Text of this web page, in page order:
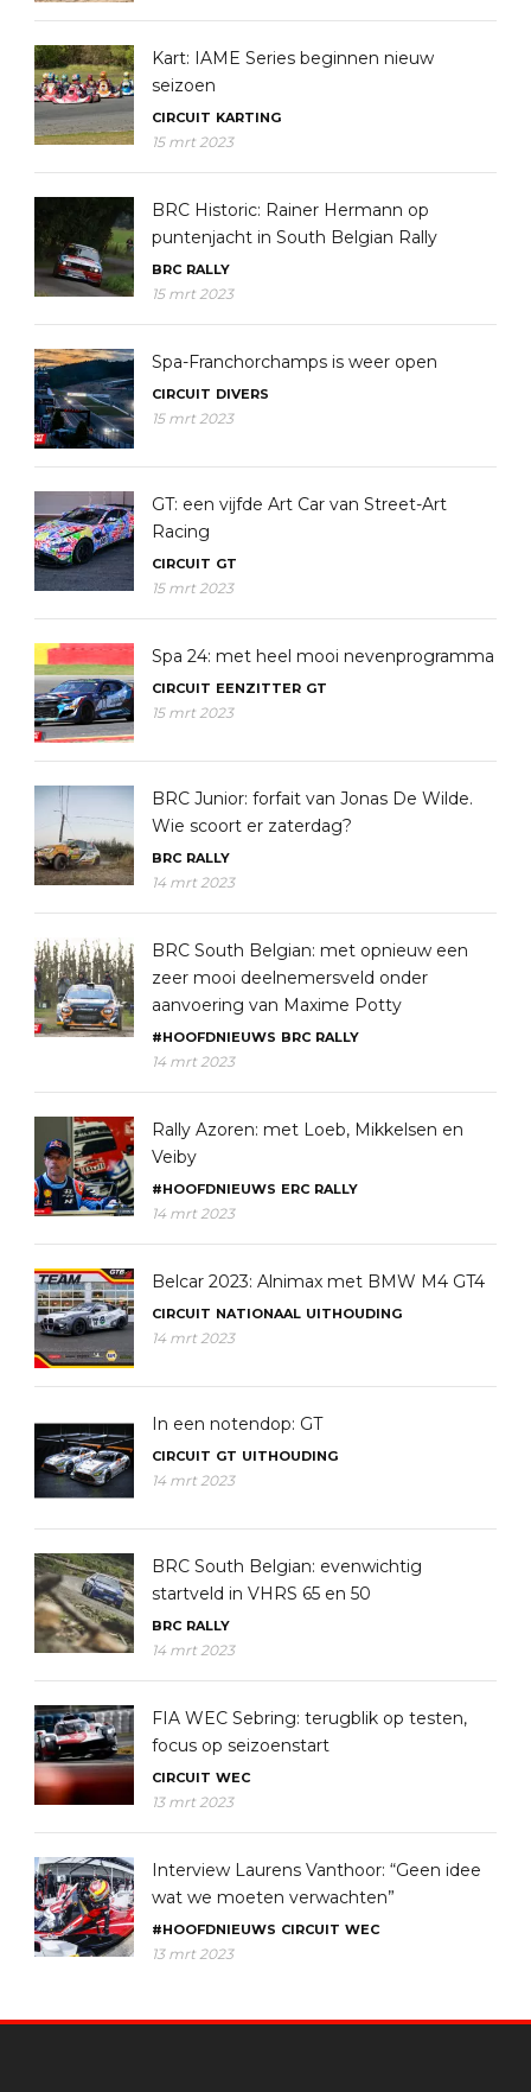
Kart: IAME Series beginnen nieuw
seizoen
CIRCUIT KARTING
15 mrt 2023
BRC Historic: Rainer Hermann op
puntenjacht in South Belgian Rally
BRC RALLY
15 mrt 2023
Spa-Franchorchamps is weer open
CIRCUIT DIVERS
15 mrt 2023
GT: een vijfde Art Car van Street-Art
Racing
CIRCUIT GT
15 mrt 2023
Spa 24: met heel mooi nevenprogramma
CIRCUIT EENZITTER GT
15 mrt 2023
BRC Junior: forfait van Jonas De Wilde.
Wie scoort er zaterdag?
BRC RALLY
14 mrt 2023
BRC South Belgian: met opnieuw een
zeer mooi deelnemersveld onder
aanvoering van Maxime Potty
#HOOFDNIEUWS BRC RALLY
14 mrt 2023
Rally Azoren: met Loeb, Mikkelsen en
Veiby
#HOOFDNIEUWS ERC RALLY
14 mrt 2023
Belcar 2023: Alnimax met BMW M4 GT4
CIRCUIT NATIONAAL UITHOUDING
14 mrt 2023
In een notendop: GT
CIRCUIT GT UITHOUDING
14 mrt 2023
BRC South Belgian: evenwichtig
startveld in VHRS 65 en 50
BRC RALLY
14 mrt 2023
FIA WEC Sebring: terugblik op testen,
focus op seizoenstart
CIRCUIT WEC
13 mrt 2023
Interview Laurens Vanthoor: “Geen idee
wat we moeten verwachten”
#HOOFDNIEUWS CIRCUIT WEC
13 mrt 2023